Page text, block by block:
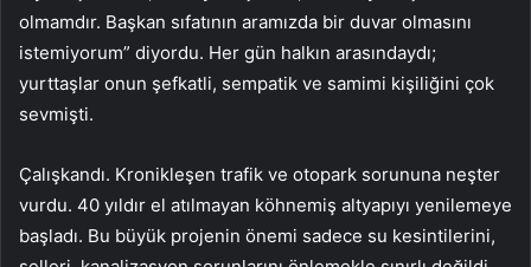
olmamdır. Başkan sıfatının aramızda bir duvar olmasını
istemiyorum” diyordu. Her gün halkın arasındaydı;
yurttaşlar onun şefkatli, sempatik ve samimi kişiliğini çok
sevmişti.
Çalışkandı. Kronikleşen trafik ve otopark sorununa neşter
vurdu. 40 yıldır el atılmayan köhnemiş altyapıyı yenilemeye
başladı. Bu büyük projenin önemi sadece su kesintilerini,